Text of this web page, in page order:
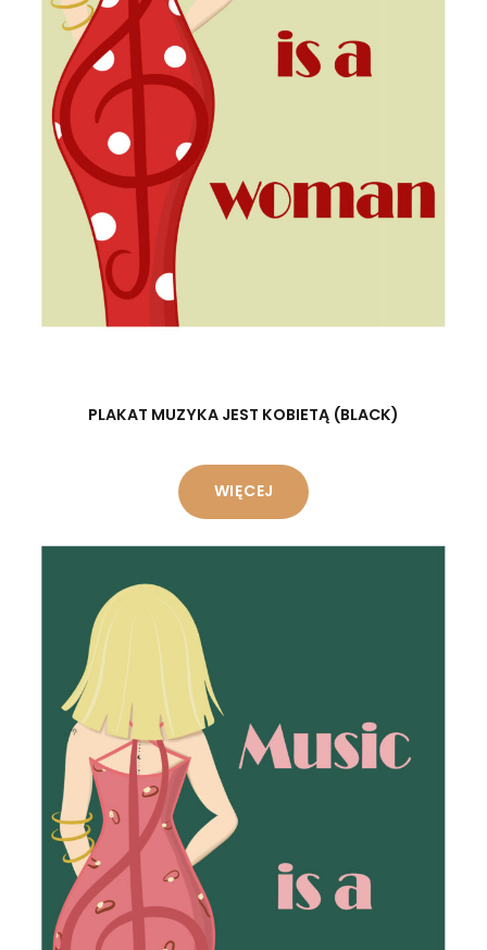
PLAKAT MUZYKA JEST KOBIETĄ (BLACK)
WIĘCEJ